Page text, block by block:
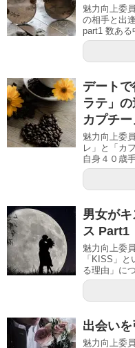
魅力向上委
の相手と出
part1 数ある
デート
ラテ」
カプチー
魅力向上委
レ」と「カ
自身４０歳
男女が
ス Part1
魅力向上委
「KISS」
る理由」に
出会い
魅力向上委